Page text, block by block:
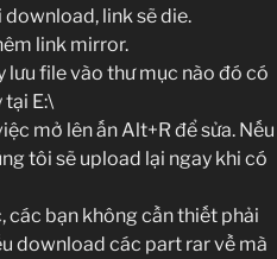
link sẽ die.
link mirror.
lưu file vào thư mục nào đó có
tại E:\
mở lên ấn Alt+R để sửa. Nếu
tôi sẽ upload lại ngay khi có
các bạn không cần thiết phải
download các part rar về mà